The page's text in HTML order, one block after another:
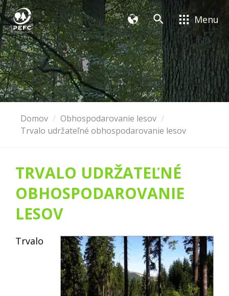
Menu
Domov
Obhospodarovanie lesov
Trvalo udržateľné obhospodarovanie lesov
TRVALO UDRŽATEĽNÉ
OBHOSPODAROVANIE
LESOV
Trvalo